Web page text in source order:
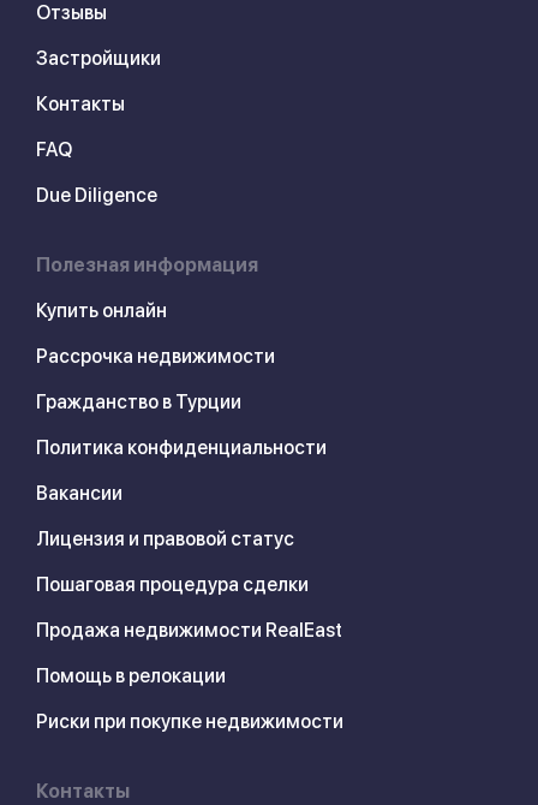
Отзывы
Застройщики
Контакты
FAQ
Due Diligence
Полезная информация
Купить онлайн
Рассрочка недвижимости
Гражданство в Турции
Политика конфиденциальности
Вакансии
Лицензия и правовой статус
Пошаговая процедура сделки
Продажа недвижимости RealEast
Помощь в релокации
Риски при покупке недвижимости
Контакты